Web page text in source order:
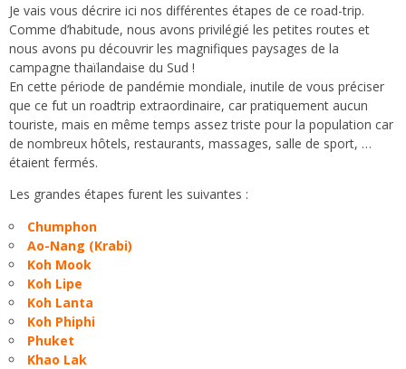
Je vais vous décrire ici nos différentes étapes de ce road-trip.
Comme d’habitude, nous avons privilégié les petites routes et
nous avons pu découvrir les magnifiques paysages de la
campagne thaïlandaise du Sud !
En cette période de pandémie mondiale, inutile de vous préciser
que ce fut un roadtrip extraordinaire, car pratiquement aucun
touriste, mais en même temps assez triste pour la population car
de nombreux hôtels, restaurants, massages, salle de sport, …
étaient fermés.
Les grandes étapes furent les suivantes :
Chumphon
Ao-Nang (Krabi)
Koh Mook
Koh Lipe
Koh Lanta
Koh Phiphi
Phuket
Khao Lak